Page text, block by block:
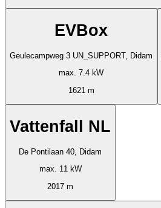
EVBox
Geulecampweg 3 UN_SUPPORT, Didam
max. 7.4 kW
1621 m
Vattenfall NL
De Pontilaan 40, Didam
max. 11 kW
2017 m